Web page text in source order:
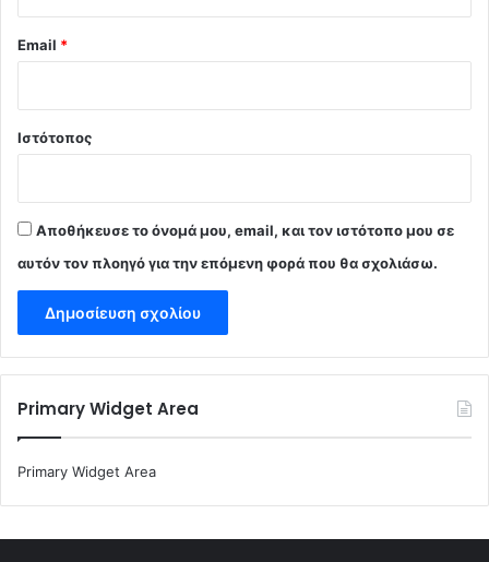
Email *
Ιστότοπος
Αποθήκευσε το όνομά μου, email, και τον ιστότοπο μου σε
αυτόν τον πλοηγό για την επόμενη φορά που θα σχολιάσω.
Primary Widget Area
Primary Widget Area